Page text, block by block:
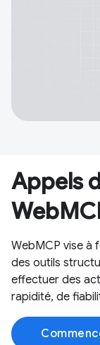
Appels
WebMCP vise à
des outils
effectuer des
rapidité, de